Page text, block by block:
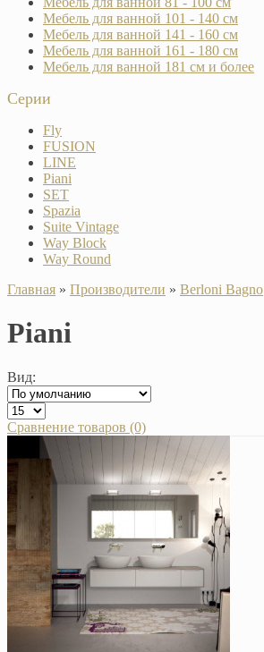
Мебель для ванной 101 - 140 см
Мебель для ванной 141 - 160 см
Мебель для ванной 161 - 180 см
Мебель для ванной 181 см и более
Серии
Fly
FUSION
LINE
Piani
SET
Spazia
Suite Vintage
Way Block
Way Round
Главная » Производители » Berloni Bagno
Piani
Вид:
Сравнение товаров (0)